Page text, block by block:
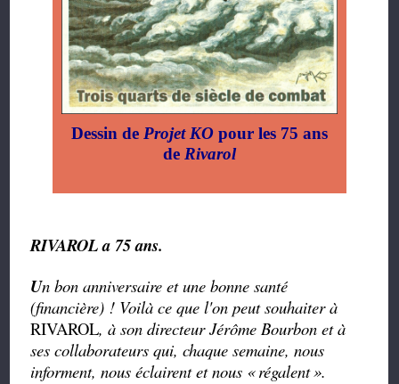
Dessin de Projet KOpour les 75 ans
de Rivarol
RIVAROL a 75 ans.
Un bon anniversaire et une bonne santé
(financière) ! Voilà ce que l'on peut souhaiter à
RIVAROL, à son directeur Jérôme Bourbon et à
ses collaborateurs qui, chaque semaine, nous
informent, nous éclairent et nous «régalent».